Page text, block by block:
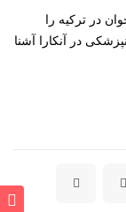
در ترکیه را
در آنکارا آشنا